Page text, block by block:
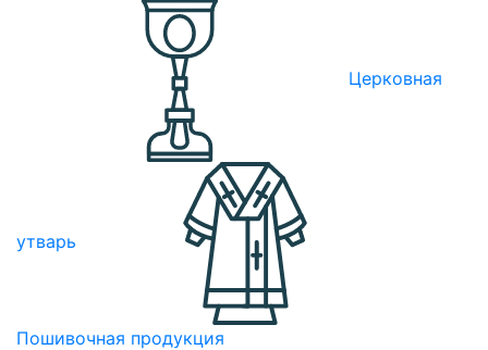
Церковная
утварь
Пошивочная продукция